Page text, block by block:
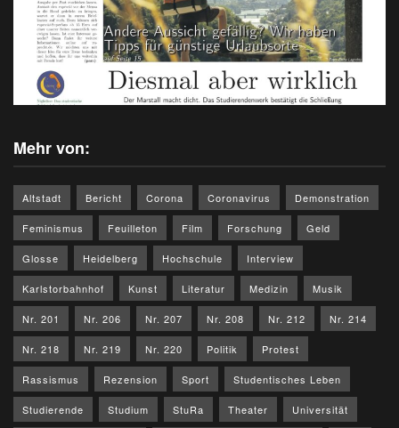
Mehr von:
Altstadt Bericht Corona Coronavirus Demonstration
Feminismus Feuilleton Film Forschung Geld
Glosse Heidelberg Hochschule Interview
Karlstorbahnhof Kunst Literatur Medizin Musik
Nr. 201 Nr. 206 Nr. 207 Nr. 208 Nr. 212 Nr. 214
Nr. 218 Nr. 219 Nr. 220 Politik Protest
Rassismus Rezension Sport Studentisches Leben
Studierende Studium StuRa Theater Universität